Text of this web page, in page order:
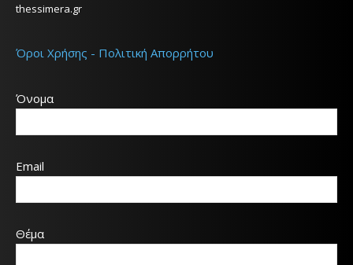
thessimera.gr
Όροι Χρήσης - Πολιτική Απορρήτου
Όνομα
Email
Θέμα